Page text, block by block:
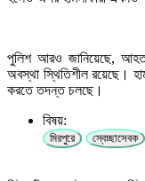
পুলিশ আরও জানিয়েছে, আহত
অবস্থা স্থিতিশীল রয়েছে।
করতে তদন্ত চলছে।
বিষয়:
মিরপুরে স্বেচ্ছাসেবক